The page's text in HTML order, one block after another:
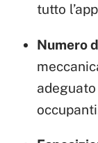
tutto
Numero